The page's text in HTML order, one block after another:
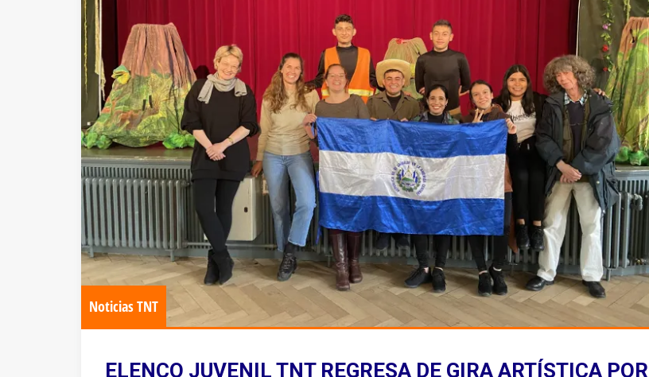
Noticias TNT
ELENCO JUVENIL TNT REGRESA DE GIRA ARTÍSTICA POR